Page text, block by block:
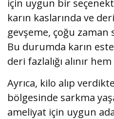
için uygun bir
karın kaslarında ve
gevşeme, çoğu
Bu durumda karın
deri fazlalığı alınır
Ayrıca, kilo alıp
bölgesinde sarkma
ameliyat için uygun